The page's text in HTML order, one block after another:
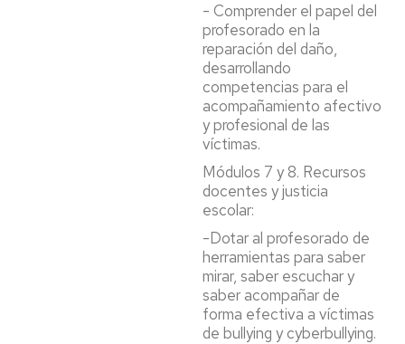
- Comprender el papel del
profesorado en la
reparación del daño,
desarrollando
competencias para el
acompañamiento afectivo
y profesional de las
víctimas.
Módulos 7 y 8. Recursos
docentes y justicia
escolar:
-Dotar al profesorado de
herramientas para saber
mirar, saber escuchar y
saber acompañar de
forma efectiva a víctimas
de bullying y cyberbullying.